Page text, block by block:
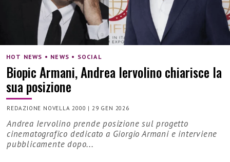
HOT NEWS • NEWS • SOCIAL
Biopic Armani, Andrea Iervolino chiarisce la
sua posizione
REDAZIONE NOVELLA 2000 |29 GEN 2026
Andrea Iervolino prende posizione sul progetto
cinematografico dedicato a Giorgio Armani e interviene
pubblicamente dopo...